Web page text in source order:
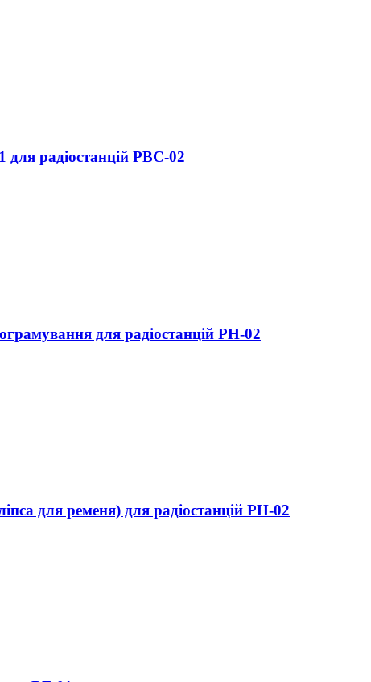
радіостанцій РВС-02
для радіостанцій РН-02
для ременя) для радіостанцій РН-02